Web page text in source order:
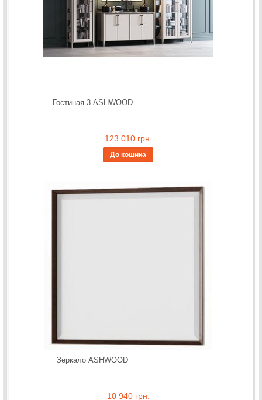
Гостиная 3 ASHWOOD
123 010 грн.
До кошика
Зеркало ASHWOOD
10 940 грн.